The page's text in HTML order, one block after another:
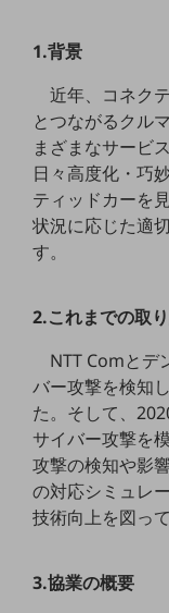
カテゴリーで探す
ネットワーク・モバイル
クラウド・データセン
電話・映像コミュニケー
セキュリティ
データ利活用
運用管理
業務支援・マーケティ
災害対策・BCP
1.背景
近年、コネク
とつながるクル
まざまなサービ
日々高度化・巧
ティッドカーを
状況に応じた適
す。
2.これまでの取
NTT Comとデ
バー攻撃を検知
た。そして、
サイバー攻撃を
攻撃の検知や影
の対応シミュレ
技術向上を図っ
3.協業の概要